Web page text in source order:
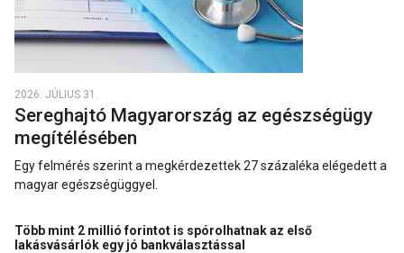
2026. JÚLIUS 31.
Sereghajtó Magyarország az egészségügy
megítélésében
Egy felmérés szerint a megkérdezettek 27 százaléka elégedett a
magyar egészségüggyel.
Több mint 2 millió forintot is spórolhatnak az első
lakásvásárlók egy jó bankválasztással